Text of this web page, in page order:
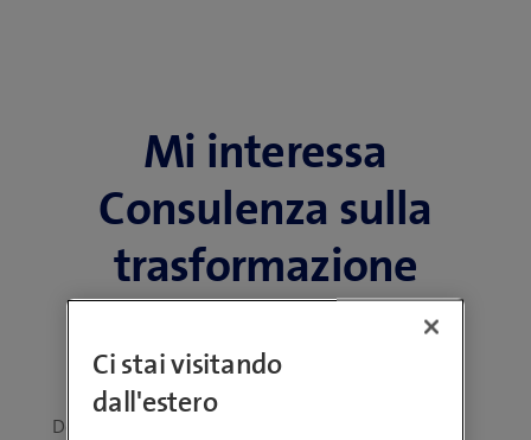
Mi interessa
Consulenza sulla
trasformazione
digitale
Domanda
Ci stai visitando
dall'estero